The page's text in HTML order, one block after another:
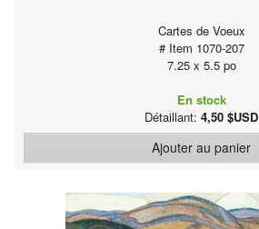
Cartes de Voeux
# Item 1070-207
7.25 x 5.5 po
En stock
Détaillant: 4,50 $USD
Ajouter au panier